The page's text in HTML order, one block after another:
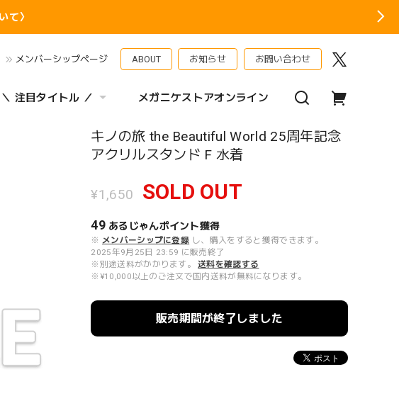
て〉
メンバーシップページ ABOUT お知らせ お問い合わせ
＼ 注目タイトル ／ メガニケストアオンライン
キノの旅 the Beautiful World 25周年記念
アクリルスタンド F 水着
¥1,650 SOLD OUT
49 あるじゃんポイント獲得
※ メンバーシップに登録 し、購入をすると獲得できます。
2025年9月25日 23:59 に販売終了
※別途送料がかかります。
送料を確認する
※¥10,000以上のご注文で国内送料が無料になります。
販売期間が終了しました